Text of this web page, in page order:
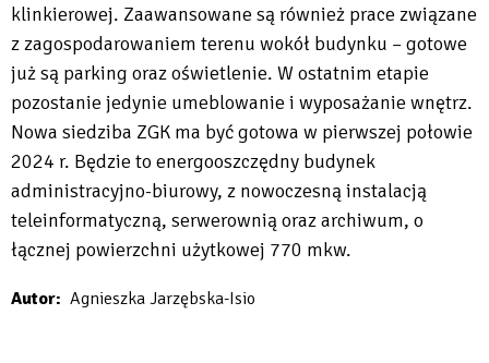
klinkierowej. Zaawansowane są również prace związane
z zagospodarowaniem terenu wokół budynku – gotowe
już są parking oraz oświetlenie. W ostatnim etapie
pozostanie jedynie umeblowanie i wyposażanie wnętrz.
Nowa siedziba ZGK ma być gotowa w pierwszej połowie
2024 r. Będzie to energooszczędny budynek
administracyjno-biurowy, z nowoczesną instalacją
teleinformatyczną, serwerownią oraz archiwum, o
łącznej powierzchni użytkowej 770 mkw.
Autor Agnieszka Jarzębska-Isio